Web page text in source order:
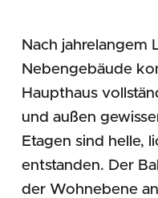
Nach jahrelangem
Nebengebäude
Haupthaus
und außen
Etagen sind helle,
entstanden. Der
der Wohnebene